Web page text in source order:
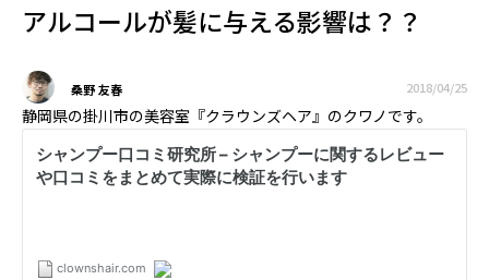
アルコールが髪に与える影響は？？
桑野 友春 2018/04/25
静岡県の掛川市の美容室『クラウンズヘア』のクワノです。